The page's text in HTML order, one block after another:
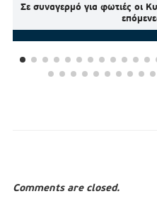
Σε συναγερμό για φωτιές οι
Comments are closed.